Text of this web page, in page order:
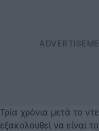
Τρία χρόνια μετά το
εξακολουθεί να είναι